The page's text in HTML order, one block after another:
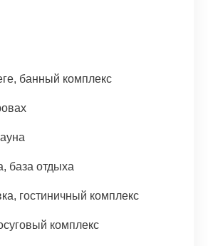
банный комплекс
база отдыха
гостиничный комплекс
комплекс